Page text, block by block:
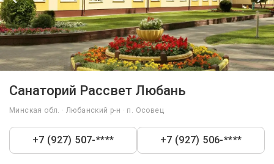
Санаторий Рассвет Любань
Минская обл. · Любанский р-н · п. Осовец
+7 (927) 507-**** +7 (927) 506-****